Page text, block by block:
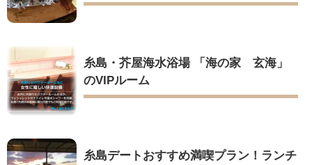
糸島・芥屋海水浴場 「海の家 玄海」
のVIPルーム
糸島デートおすすめ満喫プラン！ランチ